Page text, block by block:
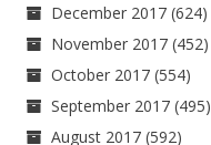
December 2017 (624)
November 2017 (452)
October 2017 (554)
September 2017 (495)
August 2017 (592)